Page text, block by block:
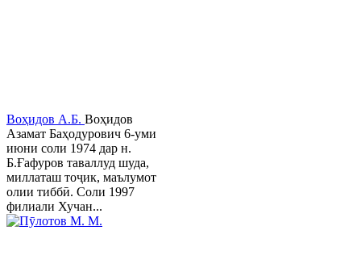
Воҳидов А.Б. Воҳидов
Азамат Баҳодурович 6-уми
июни соли 1974 дар н.
Б.Ғафуров таваллуд шуда,
миллаташ тоҷик, маълумот
олии тиббӣ. Соли 1997
филиали Хучан...